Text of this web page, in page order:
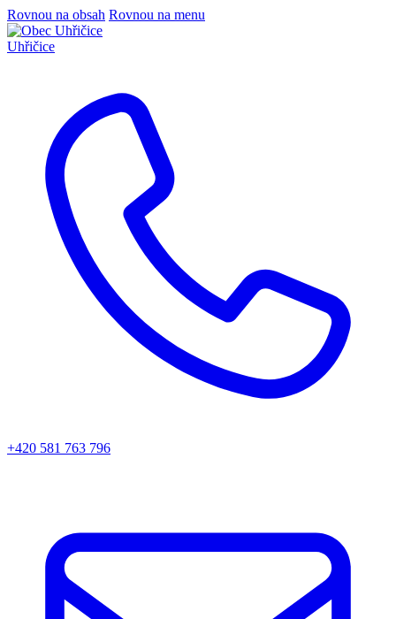
Rovnou na obsah Rovnou na menu
Uhřičice
+420 581 763 796